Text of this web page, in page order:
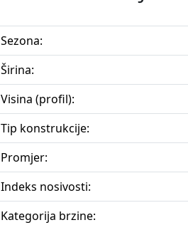
Sezona:
Širina:
Visina (profil):
Tip konstrukcije:
Promjer:
Indeks nosivosti:
Kategorija brzine: